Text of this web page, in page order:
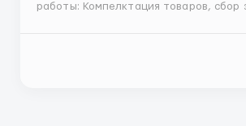
работы: Компелктация товаров, сбор
в конце. Работа на двух отделах